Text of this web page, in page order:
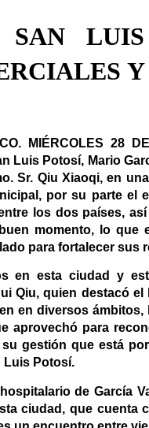
SAN
MIÉRCOLES 28
Luis Potosí, Mario
Sr. Qiu Xiaoqi, en
por su parte el
los dos países,
momento, lo
para fortalecer sus
en esta ciudad y
Qiu, quien destacó
en diversos
aprovechó para
gestión que está
Luis Potosí.
de García
ciudad, que cuenta